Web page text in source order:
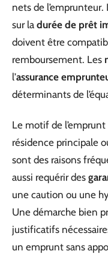
nets de
sur la durée de prêt
doivent être
remboursement. Les
l’assurance
déterminants de
Le motif de
résidence principale
sont des raisons
aussi requérir des
une caution ou une
Une démarche bien
justificatifs
un emprunt sans